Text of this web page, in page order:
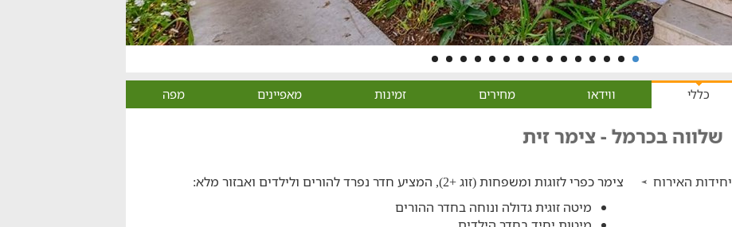
כללי ווידאו מחירים זמינות מאפיינים מפה
שלווה בכרמל - צימר זית
יחידות האירוח
צימר כפרי לזוגות ומשפחות (זוג +2), המציע חדר נפרד להורים ולילדים ואבזור מלא:
מיטה זוגית גדולה ונוחה בחדר ההורים